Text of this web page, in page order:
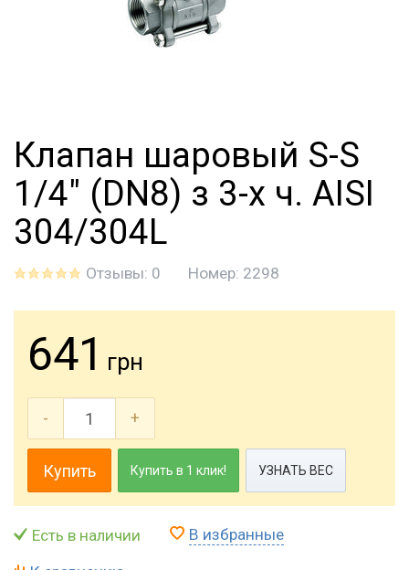
Клапан шаровый S-S
1/4" (DN8) з 3-х ч. AISI
304/304L
Отзывы: 0 Номер: 2298
641 грн
- +
Купить Купить в 1 клик! УЗНАТЬ ВЕС
Есть в наличии В избранные